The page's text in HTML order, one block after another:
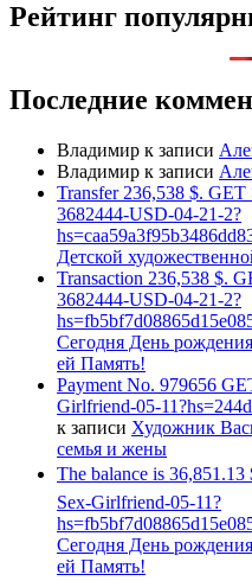
Рейтинг
Последние
Владимир к записи
Владимир к записи
Transfer 236,538 $.
3682444-USD-04-21-2?
Детской
Transaction 236,538 $.
3682444-USD-04-21-2?
Сегодня День
ей Память!
Payment No. 979656
Girlfriend-05-
к записи Художник
семья и жены
The balance is 36,851.13
Sex-Girlfriend-05-11?
Сегодня День
ей Память!